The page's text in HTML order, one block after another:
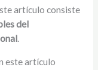
artículo consiste
del
.
este artículo